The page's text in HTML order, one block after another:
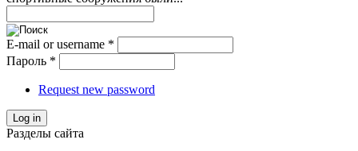
E-mail or username *
Пароль *
Request new password
Log in
Разделы сайта